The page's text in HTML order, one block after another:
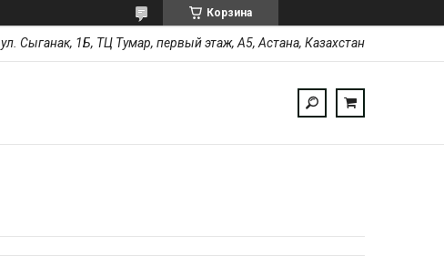
Корзина
ул. Сыганак, 1Б, ТЦ Тумар, первый этаж, А5, Астана, Казахстан